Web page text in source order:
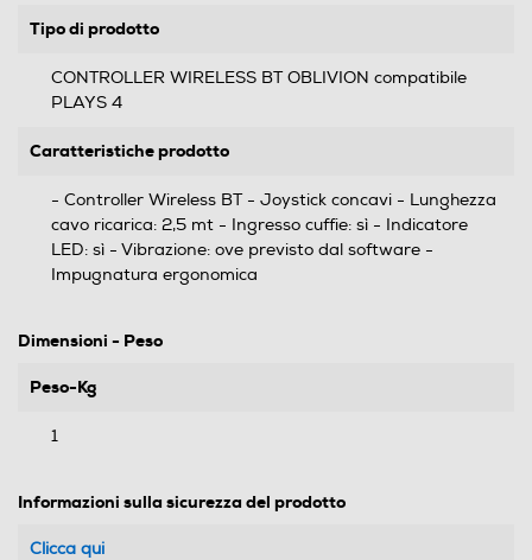
Tipo di prodotto
CONTROLLER WIRELESS BT OBLIVION compatibile
PLAYS 4
Caratteristiche prodotto
- Controller Wireless BT - Joystick concavi - Lunghezza
cavo ricarica: 2,5 mt - Ingresso cuffie: sì - Indicatore
LED: sì - Vibrazione: ove previsto dal software -
Impugnatura ergonomica
Dimensioni - Peso
Peso-Kg
1
Informazioni sulla sicurezza del prodotto
Clicca qui